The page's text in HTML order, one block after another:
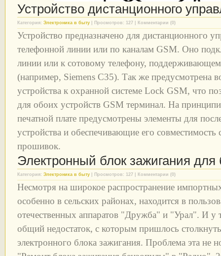
Устройство дистанционного
Категория: Электроника в быту | Просмотров: 127 | Комментарии (0)
Устройство предназначено для дистанционного
телефонной линии или по каналам GSM. Оно
линии или к сотовому телефону,
(например, Siemens C35). Так же предусмотрена
устройства к охранной системе Lock GSM, что
для обоих устройств GSM терминал. На
печатной плате предусмотрены элементы для
устройства и обеспечивающие его
прошивок.
Электронный блок зажигания
Категория: Электроника в быту | Просмотров: 127 | Комментарии (0)
Несмотря на широкое распространение
особенно в сельских районах, находится в
отечественных аппаратов "Дружба" и "Урал". И у
общий недостаток, с которым пришлось
электронного блока зажигания. Проблема эта не